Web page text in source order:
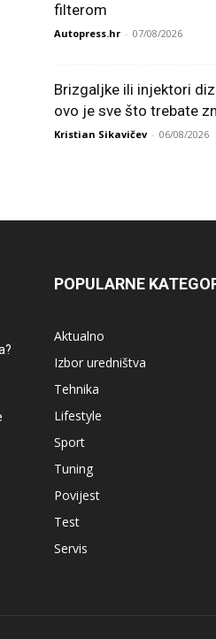
filterom
Autopress.hr - 07/08/2026
Brizgaljke ili injektori
ovo je sve što trebate
Kristian Sikavičev - 06/08/2026
POPULARNE
Aktualno
Izbor uredništva
Tehnika
Lifestyle
Sport
Tuning
Povijest
Test
Servis